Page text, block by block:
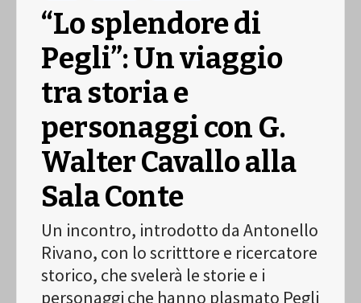
“Lo splendore di
Pegli”: Un viaggio
tra storia e
personaggi con G.
Walter Cavallo alla
Sala Conte
Un incontro, introdotto da Antonello
Rivano, con lo scritttore e ricercatore
storico, che svelerà le storie e i
personaggi che hanno plasmato Pegli